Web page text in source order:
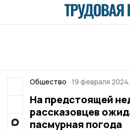
Общество 19 февраля
На предстоящей
рассказовцев
пасмурная погода